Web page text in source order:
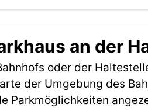
an der
oder der
der Umgebung des
Parkmöglichkeiten